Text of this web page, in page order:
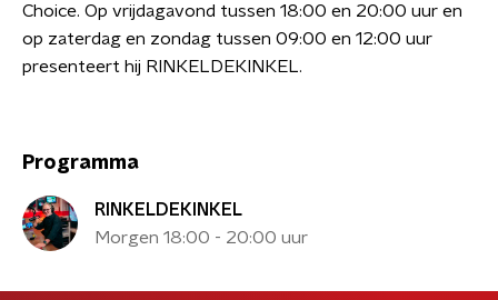
Choice. Op vrijdagavond tussen 18:00 en 20:00 uur en
op zaterdag en zondag tussen 09:00 en 12:00 uur
presenteert hij RINKELDEKINKEL.
Programma
RINKELDEKINKEL
Morgen 18:00 - 20:00 uur